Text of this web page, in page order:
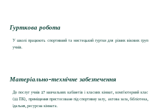
Гурткова робота
У школі працюють спортивний та мистецький гуртки для різних вікових груп
учнів.
Матеріально-технічне забезпечення
До послуг учнів 17 навчальних кабінетів і класних кімнат, комп’ютерний клас
(11 ПК), приміщення пристосоване під спортивну залу, актова зала, бібліотека,
їдальня, ресурсна кімната.